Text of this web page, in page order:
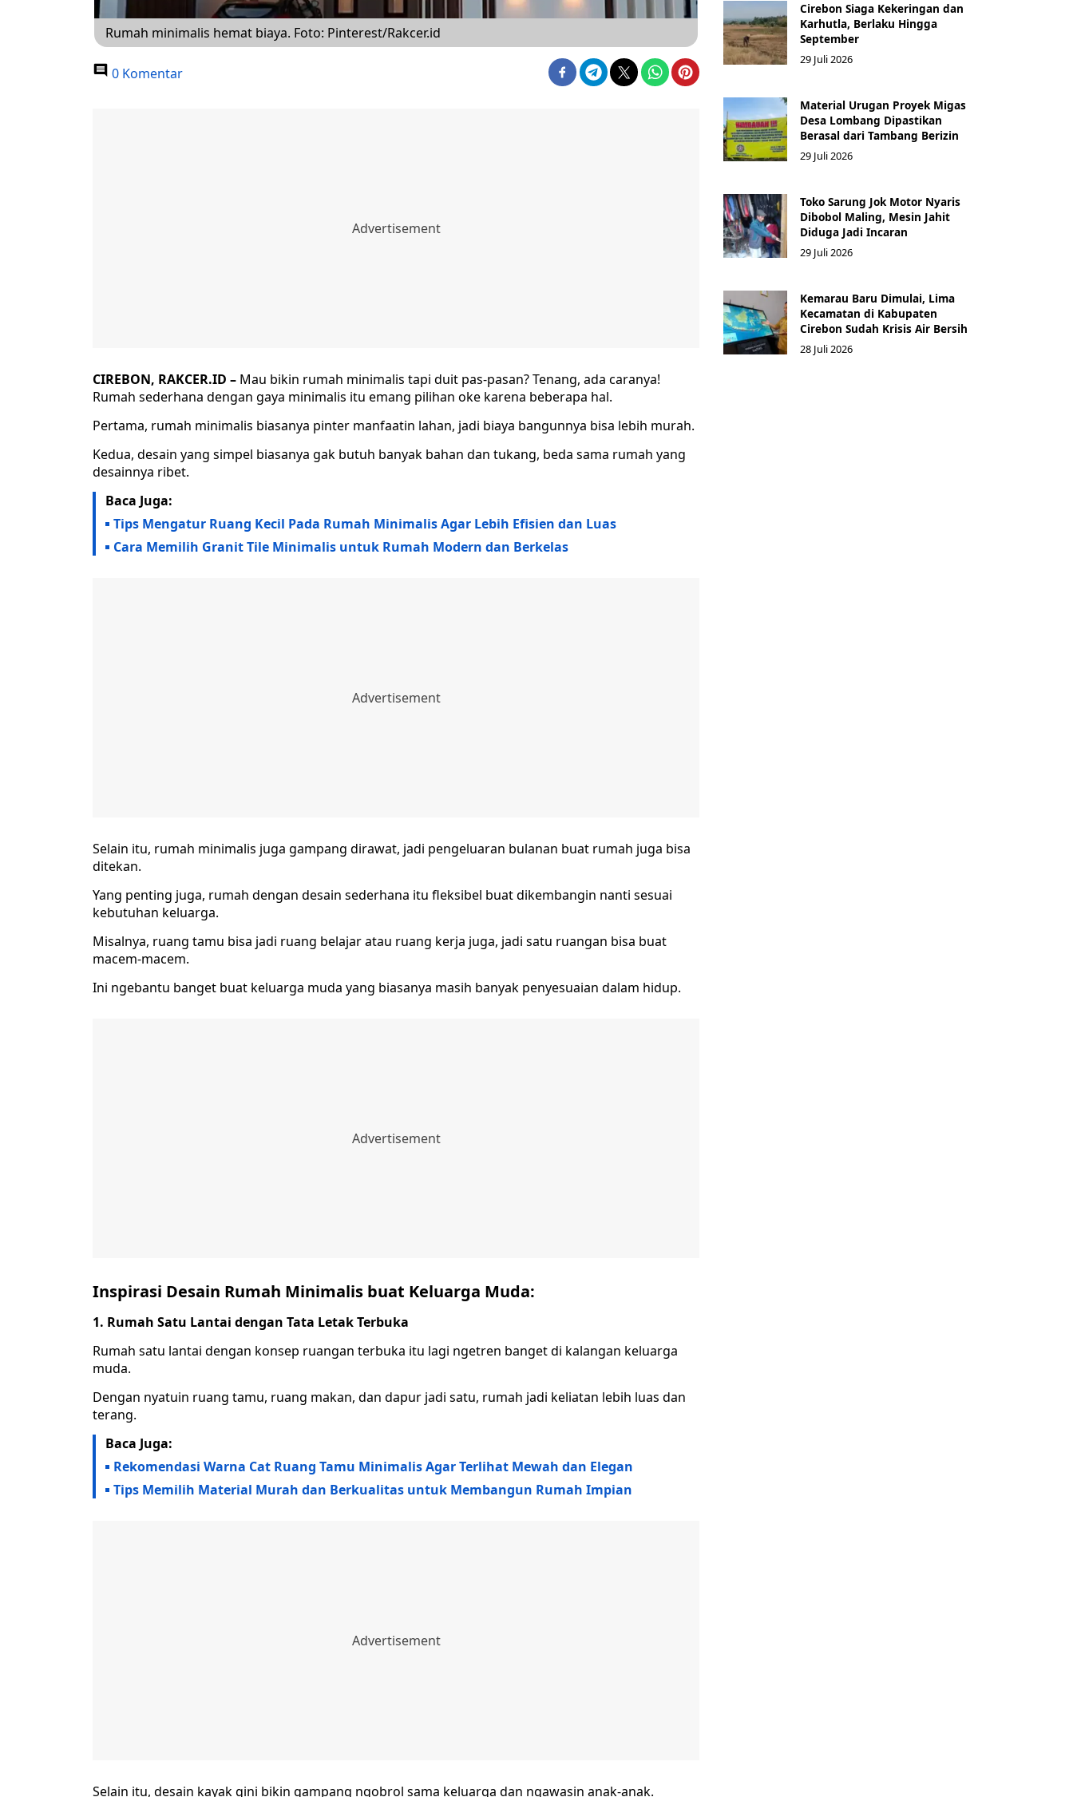
Rumah minimalis hemat biaya. Foto: Pinterest/Rakcer.id
0 Komentar
CIREBON, RAKCER.ID – Mau bikin rumah minimalis tapi duit pas-pasan? Tenang, ada caranya!
Rumah sederhana dengan gaya minimalis itu emang pilihan oke karena beberapa hal.
Pertama, rumah minimalis biasanya pinter manfaatin lahan, jadi biaya bangunnya bisa lebih murah.
Kedua, desain yang simpel biasanya gak butuh banyak bahan dan tukang, beda sama rumah yang
desainnya ribet.
Baca Juga:
Tips Mengatur Ruang Kecil Pada Rumah Minimalis Agar Lebih Efisien dan Luas
Cara Memilih Granit Tile Minimalis untuk Rumah Modern dan Berkelas
Selain itu, rumah minimalis juga gampang dirawat, jadi pengeluaran bulanan buat rumah juga bisa
ditekan.
Yang penting juga, rumah dengan desain sederhana itu fleksibel buat dikembangin nanti sesuai
kebutuhan keluarga.
Misalnya, ruang tamu bisa jadi ruang belajar atau ruang kerja juga, jadi satu ruangan bisa buat
macem-macem.
Ini ngebantu banget buat keluarga muda yang biasanya masih banyak penyesuaian dalam hidup.
Inspirasi Desain Rumah Minimalis buat Keluarga Muda:
1. Rumah Satu Lantai dengan Tata Letak Terbuka
Rumah satu lantai dengan konsep ruangan terbuka itu lagi ngetren banget di kalangan keluarga
muda.
Dengan nyatuin ruang tamu, ruang makan, dan dapur jadi satu, rumah jadi keliatan lebih luas dan
terang.
Baca Juga:
Rekomendasi Warna Cat Ruang Tamu Minimalis Agar Terlihat Mewah dan Elegan
Tips Memilih Material Murah dan Berkualitas untuk Membangun Rumah Impian
Selain itu, desain kayak gini bikin gampang ngobrol sama keluarga dan ngawasin anak-anak.
Cirebon Siaga Kekeringan dan
Karhutla, Berlaku Hingga
September
29 Juli 2026
Material Urugan Proyek Migas
Desa Lombang Dipastikan
Berasal dari Tambang Berizin
29 Juli 2026
Toko Sarung Jok Motor Nyaris
Dibobol Maling, Mesin Jahit
Diduga Jadi Incaran
29 Juli 2026
Kemarau Baru Dimulai, Lima
Kecamatan di Kabupaten
Cirebon Sudah Krisis Air Bersih
28 Juli 2026